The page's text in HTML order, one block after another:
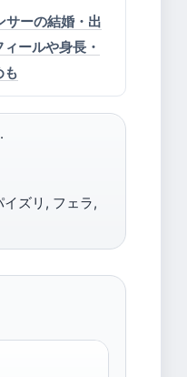
サーの結婚・出
ールや身長・
も
ズリ, フェラ,